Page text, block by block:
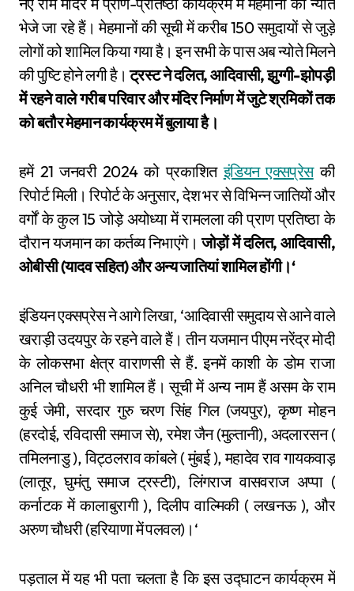
भेजे जा रहे हैं। मेहमानों की सूची में करीब 150 समुदायों से जुड़े
लोगों को शामिल किया गया है। इन सभी के पास अब न्योते मिलने
की पुष्टि होने लगी है।ट्रस्ट ने दलित, आदिवासी, झुग्गी-झोपड़ी
में रहने वाले गरीब परिवार और मंदिर निर्माण में जुटे श्रमिकों तक
को बतौर मेहमान कार्यक्रम में बुलाया है।
हमें 21 जनवरी 2024 को प्रकाशितइंडियन एक्सप्रेसकी
रिपोर्ट मिली। रिपोर्ट के अनुसार, देश भर से विभिन्न जातियों और
वर्गों के कुल 15 जोड़े अयोध्या में रामलला की प्राण प्रतिष्ठा के
दौरान यजमान का कर्तव्य निभाएंगे।जोड़ों में दलित, आदिवासी,
ओबीसी (यादव सहित) और अन्य जातियां शामिल होंगी।‘
इंडियन एक्सप्रेस ने आगे लिखा, ‘आदिवासी समुदाय से आने वाले
खराड़ी उदयपुर के रहने वाले हैं। तीन यजमान पीएम नरेंद्र मोदी
के लोकसभा क्षेत्र वाराणसी से हैं. इनमें काशी के डोम राजा
अनिल चौधरी भी शामिल हैं। सूची में अन्य नाम हैं असम के राम
कुई जेमी, सरदार गुरु चरण सिंह गिल (जयपुर), कृष्ण मोहन
(हरदोई, रविदासी समाज से), रमेश जैन (मुल्तानी), अदलारसन (
तमिलनाडु ), विट्ठलराव कांबले ( मुंबई ), महादेव राव गायकवाड़
(लातूर, घुमंतु समाज ट्रस्टी), लिंगराज वासवराज अप्पा (
कर्नाटक में कालाबुरागी ), दिलीप वाल्मिकी ( लखनऊ ), और
अरुण चौधरी (हरियाणा में पलवल)।‘
पड़ताल में यह भी पता चलता है कि इस उद्घाटन कार्यक्रम में